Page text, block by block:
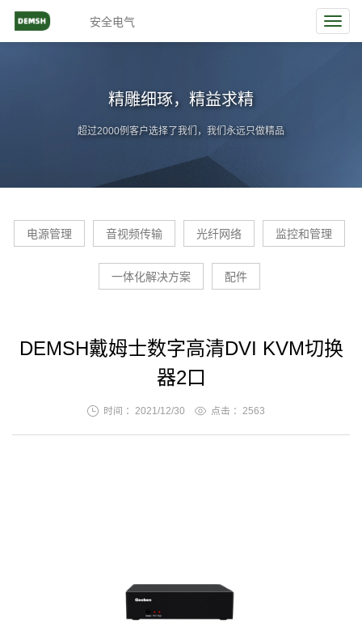
安全电气
精雕细琢，精益求精
超过2000例客户选择了我们，我们永远只做精品
电源管理 音视频传输 光纤网络 监控和管理
一体化解决方案 配件
DEMSH戴姆士数字高清DVI KVM切换
器2口
时间 ：2021/12/30 点击 ： 2563